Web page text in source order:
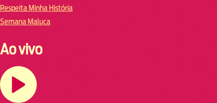
Respeita Minha História
Semana Maluca
Ao vivo